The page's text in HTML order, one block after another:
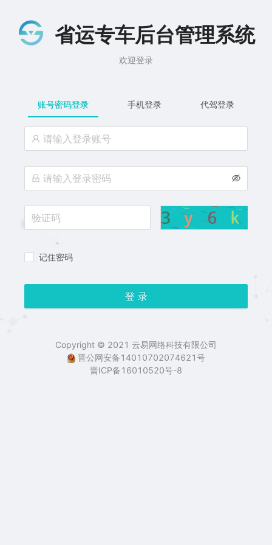
省运专车后台管理系统
欢迎登录
账号密码登录 手机登录 代驾登录
记住密码
登 录
Copyright © 2021 云易网络科技有限公司
晋公网安备14010702074621号
晋ICP备16010520号-8